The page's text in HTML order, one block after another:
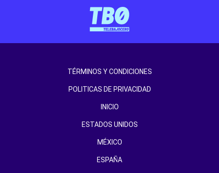
TÉRMINOS Y CONDICIONES
POLITICAS DE PRIVACIDAD
INICIO
ESTADOS UNIDOS
MÉXICO
ESPAÑA